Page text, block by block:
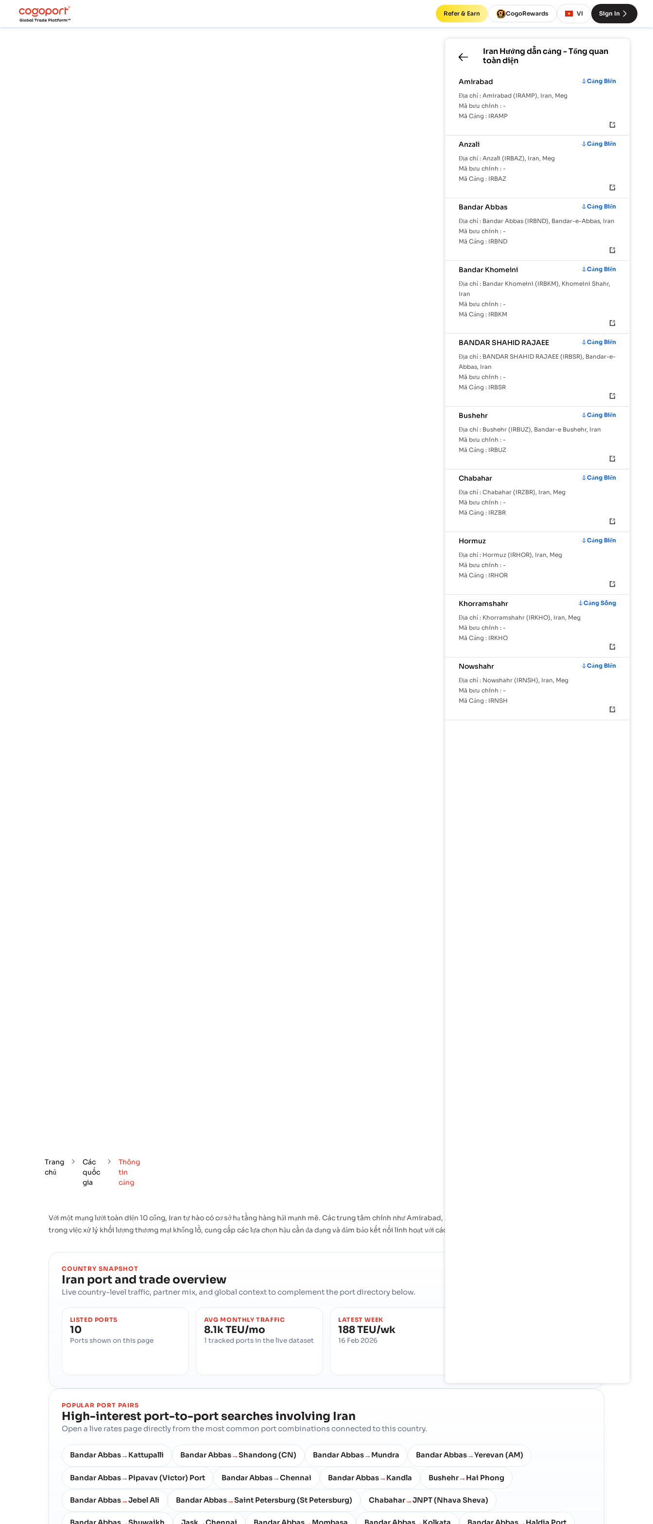
Refer & Earn CogoRewards VI Sign In
IranHướng dẫn cảng - Tổng quan
toàn diện
Amirabad
Cảng Biển
Địa chỉ : Amirabad (IRAMP), Iran, Meg
Mã bưu chính : -
Mã Cảng : IRAMP
Anzali
Cảng Biển
Địa chỉ : Anzali (IRBAZ), Iran, Meg
Mã bưu chính : -
Mã Cảng : IRBAZ
Bandar Abbas
Cảng Biển
Địa chỉ : Bandar Abbas (IRBND), Bandar-e-Abbas, Iran
Mã bưu chính : -
Mã Cảng : IRBND
Bandar Khomeini
Cảng Biển
Địa chỉ : Bandar Khomeini (IRBKM), Khomeini Shahr,
Iran
Mã bưu chính : -
Mã Cảng : IRBKM
BANDAR SHAHID RAJAEE
Cảng Biển
Địa chỉ : BANDAR SHAHID RAJAEE (IRBSR), Bandar-e-
Abbas, Iran
Mã bưu chính : -
Mã Cảng : IRBSR
Bushehr
Cảng Biển
Địa chỉ : Bushehr (IRBUZ), Bandar-e Bushehr, Iran
Mã bưu chính : -
Mã Cảng : IRBUZ
Chabahar
Cảng Biển
Địa chỉ : Chabahar (IRZBR), Iran, Meg
Mã bưu chính : -
Mã Cảng : IRZBR
Hormuz
Cảng Biển
Địa chỉ : Hormuz (IRHOR), Iran, Meg
Mã bưu chính : -
Mã Cảng : IRHOR
Khorramshahr
Cảng Sông
Địa chỉ : Khorramshahr (IRKHO), Iran, Meg
Mã bưu chính : -
Mã Cảng : IRKHO
Nowshahr
Cảng Biển
Địa chỉ : Nowshahr (IRNSH), Iran, Meg
Mã bưu chính : -
Mã Cảng : IRNSH
Trang
chủ
Các
quốc
gia
Thông
tin
cảng
Với một mạng lưới toàn diện 10 cổng, Iran tự hào có cơ sở hạ tầng hàng hải mạnh mẽ. Các trung tâm chính như Amirabad, Anzali, Bandar Abbas đóng vai trò quan trọng
trong việc xử lý khối lượng thương mại khổng lồ, cung cấp các lựa chọn hậu cần đa dạng và đảm bảo kết nối linh hoạt với các tuyến đường vận chuyển quốc tế trên toàn cầu.
COUNTRY SNAPSHOT
Iran port and trade overview
Live country-level traffic, partner mix, and global context to complement the port directory below.
LISTED PORTS
10
Ports shown on this page
AVG MONTHLY TRAFFIC
8.1k TEU/mo
1 tracked ports in the live dataset
LATEST WEEK
188 TEU/wk
16 Feb 2026
POPULAR PORT PAIRS
High-interest port-to-port searches involving Iran
Open a live rates page directly from the most common port combinations connected to this country.
Bandar Abbas→ Kattupalli Bandar Abbas→Shandong (CN) Bandar Abbas→ Mundra Bandar Abbas→Yerevan (AM)
Bandar Abbas→ Pipavav (Victor) Port Bandar Abbas→Chennai Bandar Abbas→ Kandla Bushehr→ Hai Phong
Bandar Abbas→Jebel Ali Bandar Abbas→Saint Petersburg (St Petersburg) Chabahar→JNPT (Nhava Sheva)